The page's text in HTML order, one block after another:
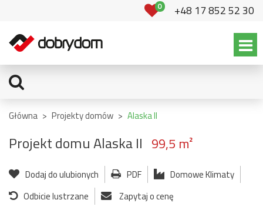
0 +48 17 852 52 30
Główna > Projekty domów > Alaska II
Projekt domu Alaska II 99,5 m²
Dodaj do ulubionych PDF
Domowe Klimaty
Odbicie lustrzane
Zapytaj o cenę